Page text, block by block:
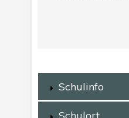
Schulinfo
Schulort